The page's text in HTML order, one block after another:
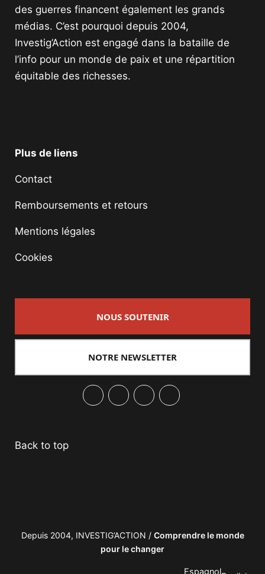
des guerres financent également les grands
médias. C’est pourquoi depuis 2004,
Investig’Action est engagé dans la bataille de
l’info pour un monde de paix et une répartition
équitable des richesses.
Plus de liens
Contact
Remboursements et retours
Mentions légales
Cookies
NOUS SOUTENIR
NOTRE NEWSLETTER
Back to top
Depuis 2004, INVESTIG’ACTION / Comprendre le monde
pour le changer
Espagnol